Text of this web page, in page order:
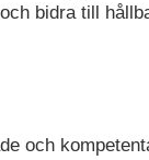
bidra till
och